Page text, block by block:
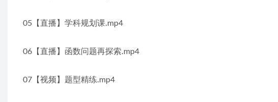
05【直播】学科规划课.mp4
06【直播】函数问题再探索.mp4
07【视频】题型精练.mp4